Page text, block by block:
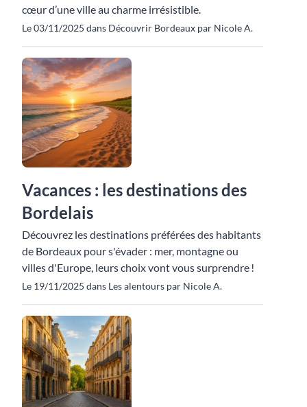
cœur d’une ville au charme irrésistible.
Le 03/11/2025 dans Découvrir Bordeaux par Nicole A.
Vacances : les destinations des
Bordelais
Découvrez les destinations préférées des habitants
de Bordeaux pour s'évader : mer, montagne ou
villes d'Europe, leurs choix vont vous surprendre !
Le 19/11/2025 dans Les alentours par Nicole A.